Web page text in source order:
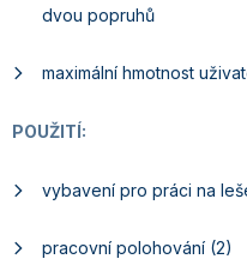
dvou popruhů
maximální hmotnost
POUŽITÍ:
vybavení pro práci na
pracovní polohování (2)